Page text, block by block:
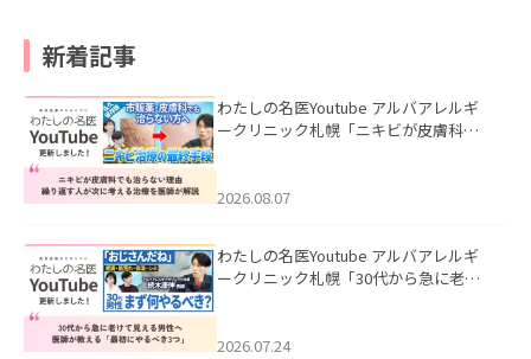
新着記事
わたしの名医Youtube アルバアレルギ
ークリニック札幌「ニキビが皮膚科で
ました。
2026.08.07
わたしの名医Youtube アルバアレルギ
ークリニック札幌「30代から急に老け
た。
2026.07.24